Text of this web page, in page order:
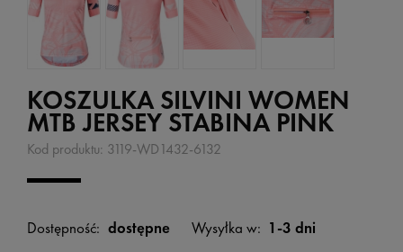
KOSZULKA SILVINI WOMEN
MTB JERSEY STABINA PINK
Kod produktu: 3119-WD1432-6132
Dostępność: dostępne Wysyłka w: 1-3 dni